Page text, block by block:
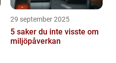
29 september 2025
5 saker du inte visste om
miljöpåverkan